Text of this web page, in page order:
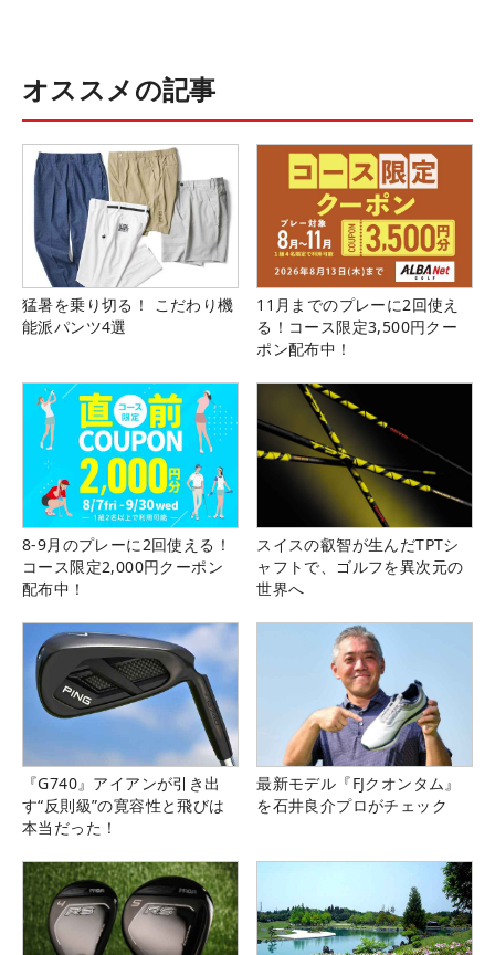
オススメの記事
猛暑を乗り切る！ こだわり機
能派パンツ4選
11月までのプレーに2回使え
る！コース限定3,500円クー
ポン配布中！
8-9月のプレーに2回使える！
コース限定2,000円クーポン
配布中！
スイスの叡智が生んだTPTシ
ャフトで、ゴルフを異次元の
世界へ
『G740』アイアンが引き出
す“反則級”の寛容性と飛びは
本当だった！
最新モデル『FJクオンタム』
を石井良介プロがチェック